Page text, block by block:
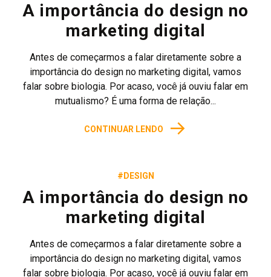
A importância do design no
marketing digital
Antes de começarmos a falar diretamente sobre a
importância do design no marketing digital, vamos
falar sobre biologia. Por acaso, você já ouviu falar em
mutualismo? É uma forma de relação...
CONTINUAR LENDO →
#DESIGN
A importância do design no
marketing digital
Antes de começarmos a falar diretamente sobre a
importância do design no marketing digital, vamos
falar sobre biologia. Por acaso, você já ouviu falar em